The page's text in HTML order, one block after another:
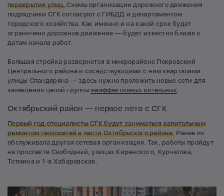
перекрытия улиц.Схемы организации дорожного движения
подрядчики СГК согласуют с ГИБДД и департаментом
городского хозяйства. Как именно и на какой срок будет
ограничено дорожное движение — будет известно ближе к
датам начала работ.
Большая стройка развернется в микрорайоне Покровский
Центрального района и соседствующими с ним кварталами
улицы Спандяряна — здесь нужно проложить новые сети для
замещения целой группы неэффективных котельных.
Октябрьский район — первое лето с СГК
Первый год специалисты СГК будут заниматься капитальным
ремонтом теплосетей в части Октябрьского района.Ранее их
обслуживала другая сетевая организация. Так, работы пройдут
на проспекте Свободный, улицах Киренского, Курчатова,
Тотмина и 1-я Хабаровская.